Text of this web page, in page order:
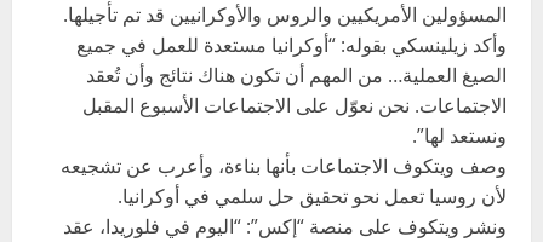
المسؤولين الأمريكيين والروس والأوكرانيين قد تم تأجيلها.
وأكد زيلينسكي بقوله: “أوكرانيا مستعدة للعمل في جميع
الصيغ العملية… من المهم أن تكون هناك نتائج وأن تُعقد
الاجتماعات. نحن نعوّل على الاجتماعات الأسبوع المقبل
ونستعد لها”.
وصف ويتكوف الاجتماعات بأنها بناءة، وأعرب عن تشجيعه
لأن روسيا تعمل نحو تحقيق حل سلمي في أوكرانيا.
ونشر ويتكوف على منصة “إكس”: “اليوم في فلوريدا، عقد